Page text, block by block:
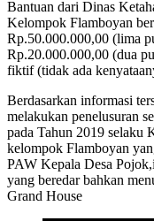
Bantuan dari Dinas
Kelompok Flamboyan
Rp.50.000.000,00 (lima
Rp.20.000.000,00 (dua
fiktif (tidak ada
Berdasarkan informasi
melakukan penelusuran
pada Tahun 2019 selaku
kelompok Flamboyan
PAW Kepala Desa
yang beredar bahkan
Grand House